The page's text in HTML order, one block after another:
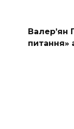
Валер’ян
питання»